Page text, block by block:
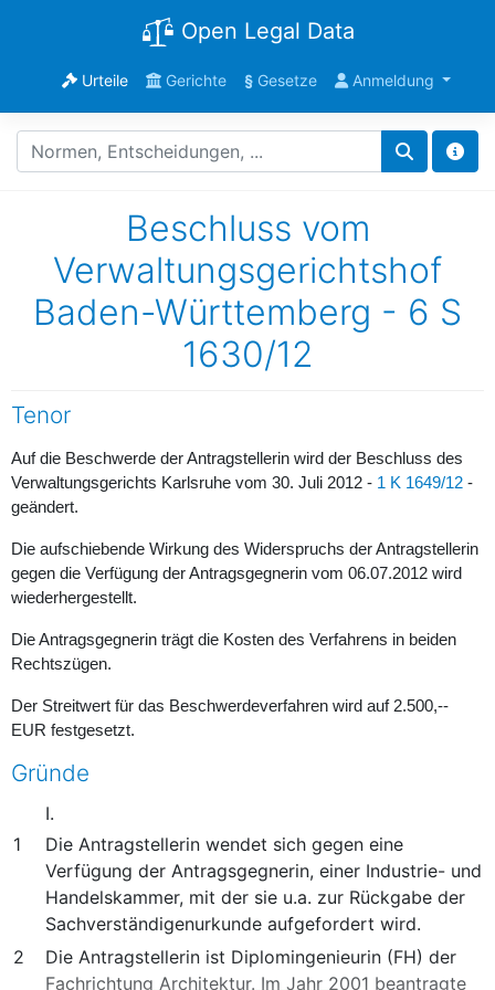
Open Legal Data
Urteile Gerichte §Gesetze Anmeldung
Beschluss vom
Verwaltungsgerichtshof
Baden-Württemberg - 6 S
1630/12
Tenor
Auf die Beschwerde der Antragstellerin wird der Beschluss des
Verwaltungsgerichts Karlsruhe vom 30. Juli 2012 - 1 K 1649/12 -
geändert.
Die aufschiebende Wirkung des Widerspruchs der Antragstellerin
gegen die Verfügung der Antragsgegnerin vom 06.07.2012 wird
wiederhergestellt.
Die Antragsgegnerin trägt die Kosten des Verfahrens in beiden
Rechtszügen.
Der Streitwert für das Beschwerdeverfahren wird auf 2.500,--
EUR festgesetzt.
Gründe
I.
1
Die Antragstellerin wendet sich gegen eine
Verfügung der Antragsgegnerin, einer Industrie- und
Handelskammer, mit der sie u.a. zur Rückgabe der
Sachverständigenurkunde aufgefordert wird.
2
Die Antragstellerin ist Diplomingenieurin (FH) der
Fachrichtung Architektur. Im Jahr 2001 beantragte